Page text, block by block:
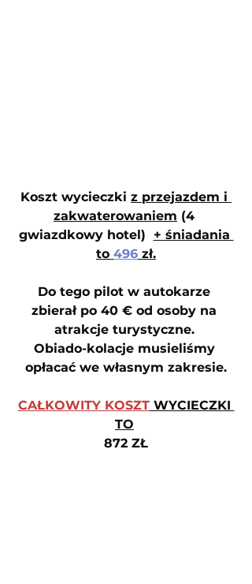
Koszt wycieczki z przejazdem i
zakwaterowaniem (4
gwiazdkowy hotel) + śniadania
to 496 zł.
Do tego pilot w autokarze
zbierał po 40 € od osoby na
atrakcje turystyczne.
Obiado-kolacje musieliśmy
opłacać we własnym zakresie.
CAŁKOWITY KOSZT WYCIECZKI
TO
872 ZŁ